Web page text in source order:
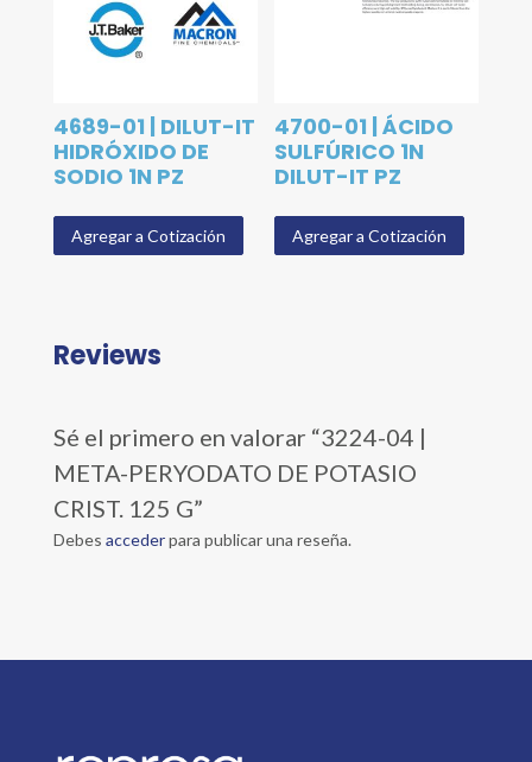
4689-01 | DILUT-IT
HIDRÓXIDO DE
SODIO 1N PZ
Agregar a Cotización
4700-01 | ÁCIDO
SULFÚRICO 1N
DILUT-IT PZ
Agregar a Cotización
Reviews
Sé el primero en valorar “3224-04 |
META-PERYODATO DE POTASIO
CRIST. 125 G”
Debes accederpara publicar una reseña.